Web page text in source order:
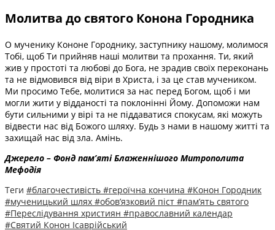
Молитва до святого Конона Городника
О мученику Кононе Городнику, заступнику нашому, молимося
Тобі, щоб Ти прийняв наші молитви та прохання. Ти, який
жив у простоті та любові до Бога, не зрадив своїх переконань
та не відмовився від віри в Христа, і за це став мучеником.
Ми просимо Тебе, молитися за нас перед Богом, щоб і ми
могли жити у відданості та поклонінні Йому. Допоможи нам
бути сильними у вірі та не піддаватися спокусам, які можуть
відвести нас від Божого шляху. Будь з нами в нашому житті та
захищай нас від зла. Амінь.
Джерело – Фонд пам’яті Блаженнішого Митрополита
Мефодія
Теги #благочестивість #героїчна кончина #Конон Городник
#мученицький шлях #обов’язковий піст #пам’ять святого
#Переслідування християн #православний календар
#Святий Конон Ісаврійський